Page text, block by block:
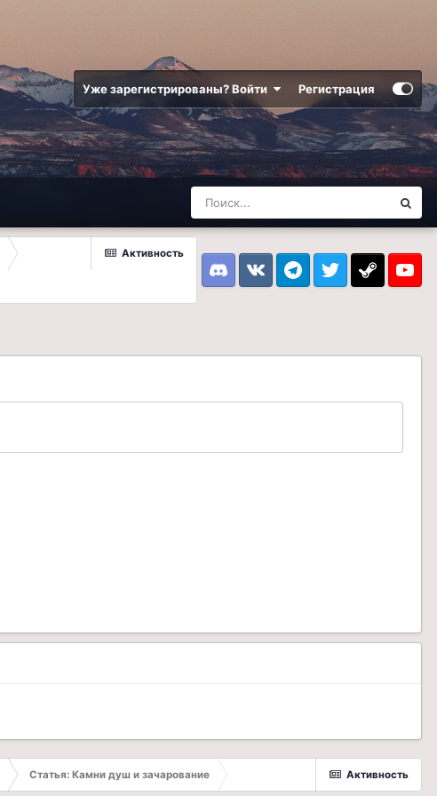
Уже зарегистрированы? Войти Регистрация
Активность
DiscordVK TelegramTwitter Steam
Активность
Статья: Камни душ и зачарование